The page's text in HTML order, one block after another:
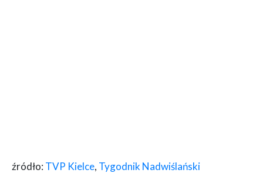
źródło: TVP Kielce, Tygodnik Nadwiślański